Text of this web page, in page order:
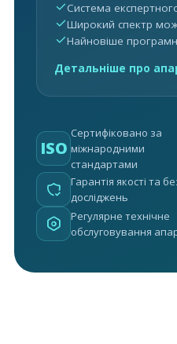
Система
Широкий спектр
Найновіше
Детальніше про
ISO
Сертифіковано за
міжнародними
стандартами
Гарантія якості та
досліджень
Регулярне технічне
обслуговування